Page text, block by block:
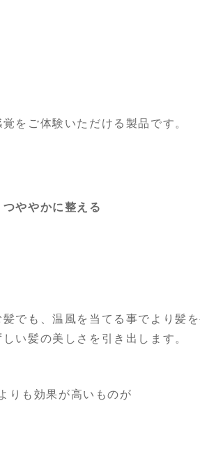
をご体験いただける製品です。
ややかに整える
でも、温風を当てる事でより髪を
い髪の美しさを引き出します。
りも効果が高いものが